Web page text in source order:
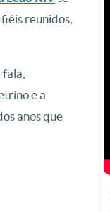
reunidos,
fala,
e a
anos que